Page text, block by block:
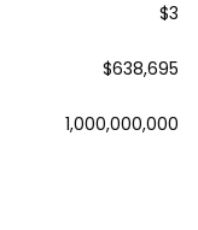
$3
$638,695
1,000,000,000